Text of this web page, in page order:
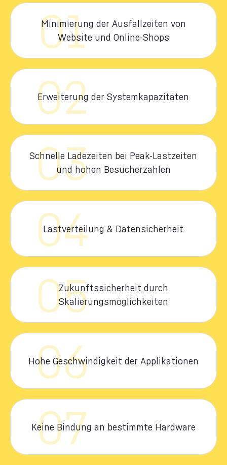
01
Minimierung der Ausfallzeiten von
Website und Online-Shops
02
Erweiterung der Systemkapazitäten
03
Schnelle Ladezeiten bei Peak-Lastzeiten
und hohen Besucherzahlen
04
Lastverteilung & Datensicherheit
05
Zukunftssicherheit durch
Skalierungsmöglichkeiten
06
Hohe Geschwindigkeit der Applikationen
07
Keine Bindung an bestimmte Hardware